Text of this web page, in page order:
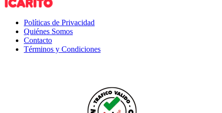
Políticas de Privacidad
Quiénes Somos
Contacto
Términos y Condiciones